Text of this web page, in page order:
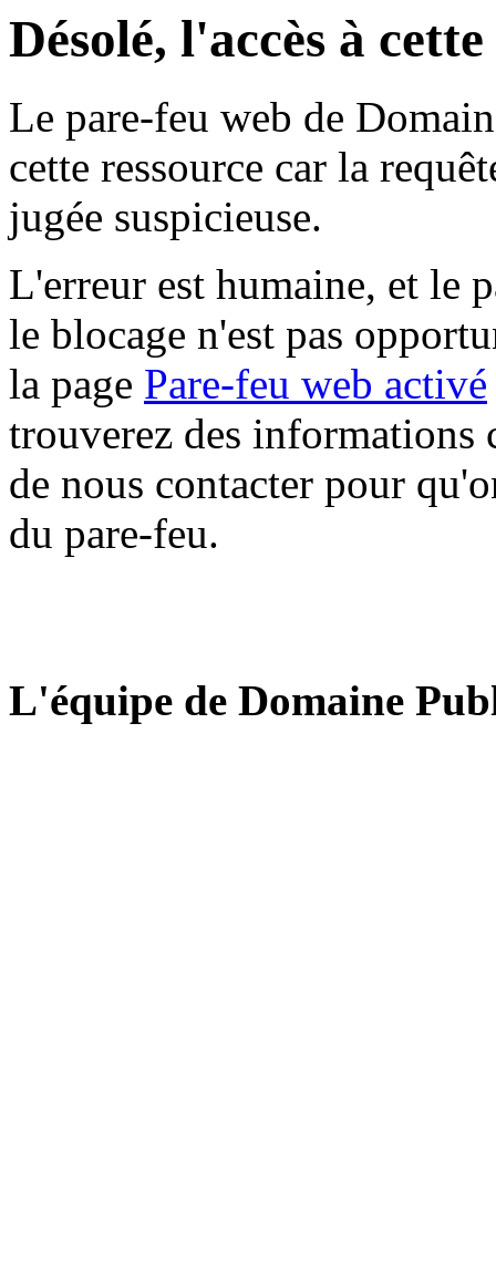
Désolé, l'accès à
Le pare-feu web de
cette ressource car la
jugée suspicieuse.
L'erreur est humaine, et le
le blocage n'est pas
la page Pare-feu web activé
trouverez des informations
de nous contacter pour
du pare-feu.
L'équipe de Domaine